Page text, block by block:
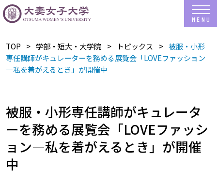
TOP 学部・短大・大学院 トピックス
被服・小形
専任講師がキュレーターを務める展覧会「LOVEファッション
―私を着がえるとき」が開催中
被服・小形専任講師がキュレータ
ーを務める展覧会「LOVEファッシ
ョン―私を着がえるとき」が開催
中